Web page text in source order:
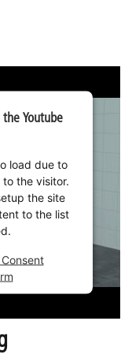
Youtube
load due to
the visitor.
the site
to the list